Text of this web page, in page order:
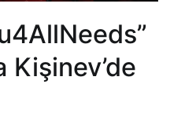
Kişinev’de